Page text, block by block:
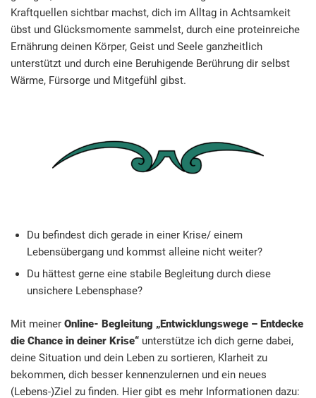
Kraftquellen sichtbar machst, dich im Alltag in Achtsamkeit
übst und Glücksmomente sammelst, durch eine proteinreiche
Ernährung deinen Körper, Geist und Seele ganzheitlich
unterstützt und durch eine Beruhigende Berührung dir selbst
Wärme, Fürsorge und Mitgefühl gibst.
Du befindest dich gerade in einer Krise/ einem
Lebensübergang und kommst alleine nicht weiter?
Du hättest gerne eine stabile Begleitung durch diese
unsichere Lebensphase?
Mit meiner Online- Begleitung „Entwicklungswege – Entdecke
die Chance in deiner Krise“ unterstütze ich dich gerne dabei,
deine Situation und dein Leben zu sortieren, Klarheit zu
bekommen, dich besser kennenzulernen und ein neues
(Lebens-)Ziel zu finden. Hier gibt es mehr Informationen dazu: